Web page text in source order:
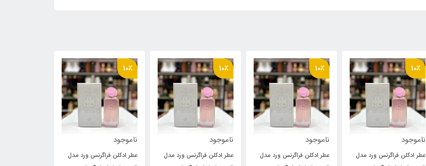
10٪
ناموجود
عطر ادکلن فراگرنس ورد مدل
10٪
ناموجود
عطر ادکلن فراگرنس ورد مدل
10٪
ناموجود
عطر ادکلن فراگرنس ورد مدل
10٪
ناموجود
عطر ادکلن فراگرنس ورد مدل